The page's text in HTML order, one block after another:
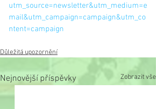
utm_source=newsletter&utm_medium=e
mail&utm_campaign=campaign&utm_co
ntent=campaign
Důležitá upozornění
Nejnovější příspěvky Zobrazit vše